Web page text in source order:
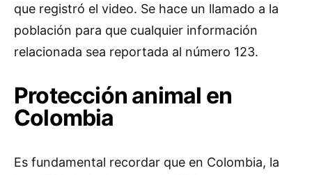
que registró el video. Se hace un llamado a la
población para que cualquier información
relacionada sea reportada al número 123.
Protección animal en
Colombia
Es fundamental recordar que en Colombia, la